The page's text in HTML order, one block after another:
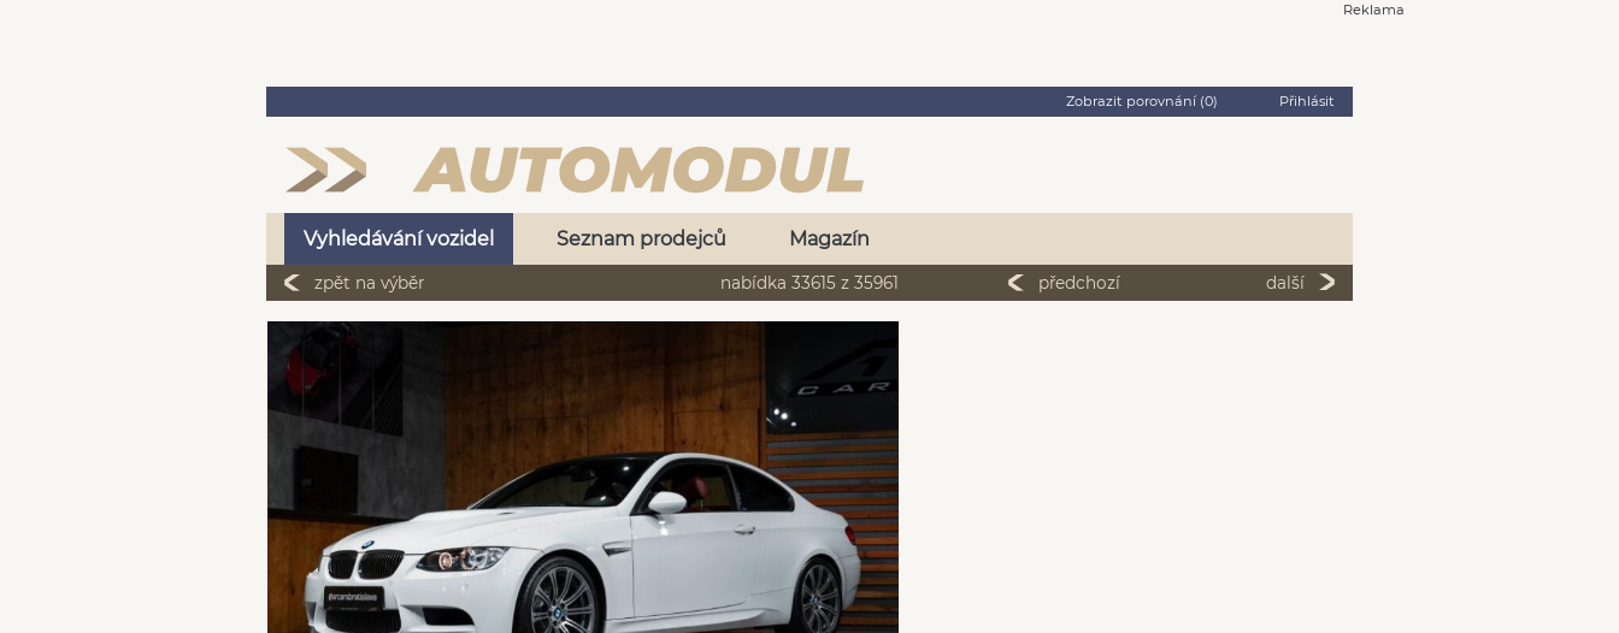
Reklama
Zobrazit porovnání (0) Přihlásit
Vyhledávání vozidel Seznam prodejců Magazín
zpět na výběr nabídka 33615 z 35961 předchozí další